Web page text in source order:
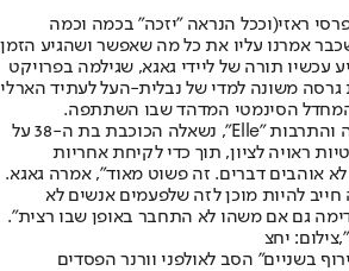
ראזי(וככל הנראה "יזכה" בכמה וכמה
אמרנו עליו את כל מה שאפשר ושהגיע הזמן
עכשיו תורה של ליידי גאגא, שגילמה בפרויקט
גרסה משונה למדי של נבלית-העל לעתיד הארלי
המחדל הסינמטי המדהד שבו השתתפה.
בראיון חדש למגזין האופנה והתרבות "Elle", נשאלה הכוכבת בת ה-38 על
ראויה לציון, תוך כדי לקיחת אחריות
אוהבים דברים. זה פשוט מאוד", אמרה גאגא.
להיות מוכן לזה שלפעמים אנשים לא
גם אם משהו לא התחבר באופן שבו רצית".
יחצ
בשניים" הסב לאולפני וורנר הפסדים